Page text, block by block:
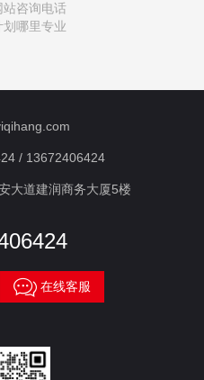
站咨询电话
哪里专业
/ 13672406424
大道建润商务大厦5楼
在线客服